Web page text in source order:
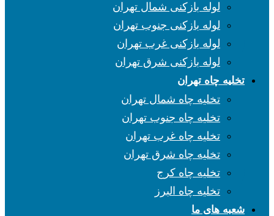
لوله بازکنی شمال تهران
لوله بازکنی جنوب تهران
لوله بازکنی غرب تهران
لوله بازکنی شرق تهران
تخلیه چاه تهران
تخلیه چاه شمال تهران
تخلیه چاه جنوب تهران
تخلیه چاه غرب تهران
تخلیه چاه شرق تهران
تخلیه چاه کرج
تخلیه چاه البرز
شعبه های ما